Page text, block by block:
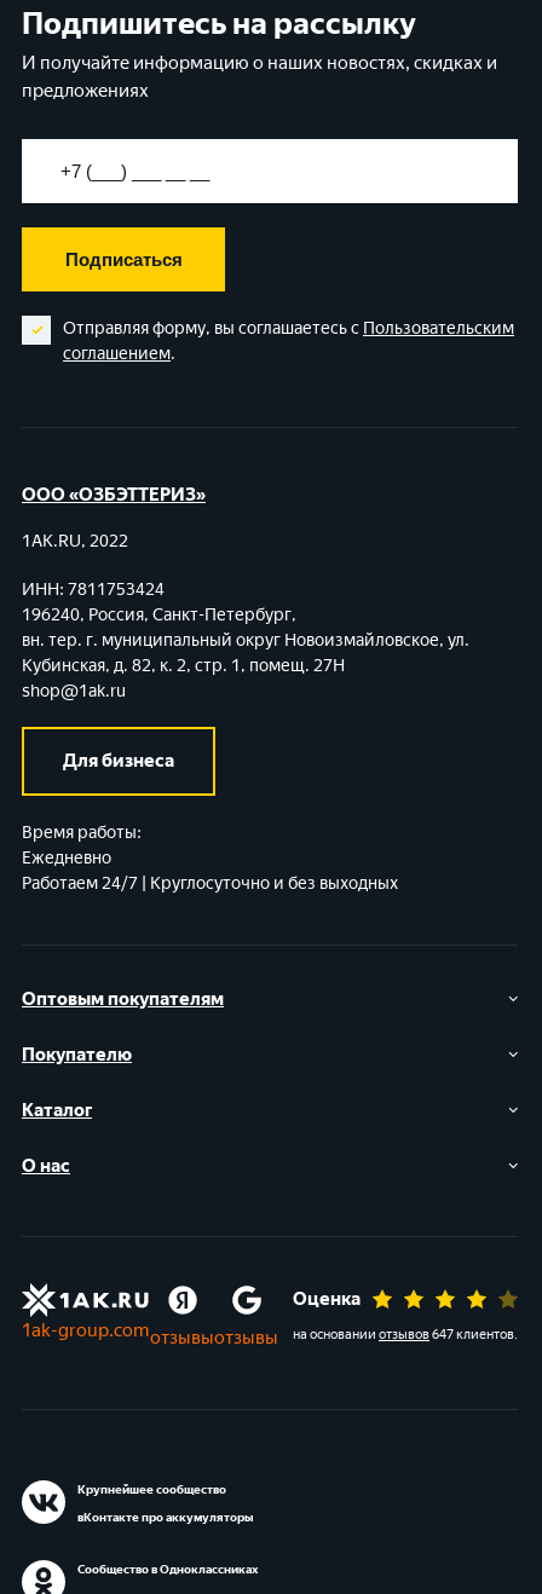
Подпишитесь на рассылку
И получайте информацию о наших новостях, скидках и
предложениях
Подписаться
Отправляя форму, вы соглашаетесь с Пользовательским
соглашением.
Оптовым покупателям
Покупателю
Каталог
О нас
ООО «ОЗБЭТТЕРИЗ»
1AK.RU, 2022
ИНН: 7811753424
196240, Россия, Санкт-Петербург,
вн. тер. г. муниципальный округ Новоизмайловское, ул.
Кубинская, д. 82, к. 2, стр. 1, помещ. 27Н
shop@1ak.ru
Для бизнеса
Время работы:
Ежедневно
Работаем 24/7 | Круглосуточно и без выходных
1ak-group.comотзывыотзывы
Оценка
на основании отзывов647 клиентов.
Крупнейшее сообщество
вКонтакте про аккумуляторы
Сообщество в Одноклассниках